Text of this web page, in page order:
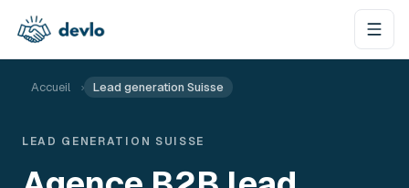
Accueil › Lead generation Suisse
LEAD GENERATION SUISSE